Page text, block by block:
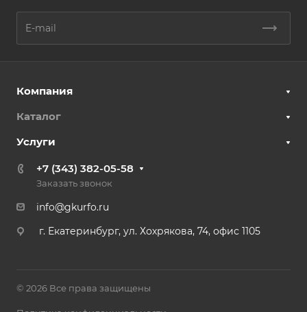
Компания
Каталог
Услуги
+7 (343) 382-05-58
Заказать звонок
info@gkurfo.ru
г. Екатеринбург, ул. Хохрякова, 74, офис 1105
© 2026 Все права защищены